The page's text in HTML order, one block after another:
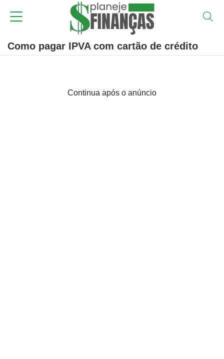
Como pagar IPVA com cartão de crédito
Continua após o anúncio